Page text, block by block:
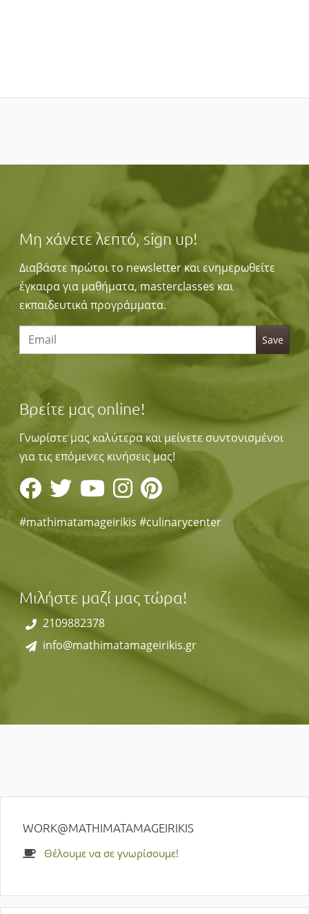
Μη χάνετε λεπτό, sign up!
Διαβάστε πρώτοι το newsletter και ενημερωθείτε
έγκαιρα για μαθήματα, masterclasses και
εκπαιδευτικά προγράμματα.
Βρείτε μας online!
Γνωρίστε μας καλύτερα και μείνετε συντονισμένοι
για τις επόμενες κινήσεις μας!
#mathimatamageirikis #culinarycenter
Μιλήστε μαζί μας τώρα!
2109882378
info@mathimatamageirikis.gr
WORK@MATHIMATAMAGEIRIKIS
Θέλουμε να σε γνωρίσουμε!